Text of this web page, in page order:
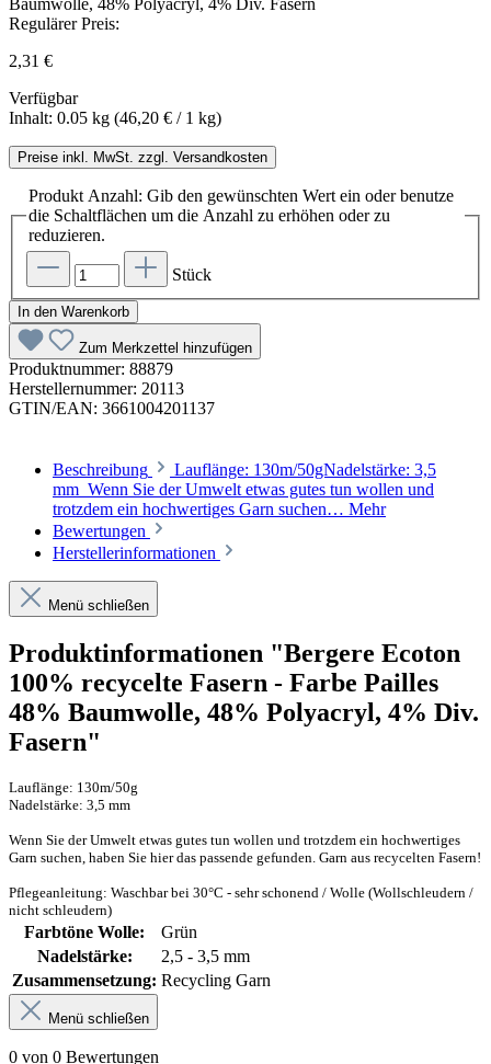
Regulärer Preis:
2,31 €
Verfügbar
Inhalt: 0.05 kg (46,20 € / 1 kg)
Preise inkl. MwSt. zzgl. Versandkosten
Produkt Anzahl: Gib den gewünschten Wert ein oder benutze
die Schaltflächen um die Anzahl zu erhöhen oder zu
reduzieren.
Stück
In den Warenkorb
Zum Merkzettel hinzufügen
Produktnummer: 88879
Herstellernummer: 20113
GTIN/EAN: 3661004201137
Beschreibung
Lauflänge: 130m/50gNadelstärke: 3,5
mm Wenn Sie der Umwelt etwas gutes tun wollen und
trotzdem ein hochwertiges Garn suchen… Mehr
Bewertungen
Herstellerinformationen
Menü schließen
Produktinformationen "Bergere Ecoton
100% recycelte Fasern - Farbe Pailles
48% Baumwolle, 48% Polyacryl, 4% Div.
Fasern"
Lauflänge: 130m/50g
Nadelstärke: 3,5 mm
Wenn Sie der Umwelt etwas gutes tun wollen und trotzdem ein hochwertiges
Garn suchen, haben Sie hier das passende gefunden. Garn aus recycelten Fasern!
Pflegeanleitung: Waschbar bei 30°C - sehr schonend / Wolle (Wollschleudern /
nicht schleudern)
Farbtöne Wolle:
Grün
Nadelstärke:
2,5 - 3,5 mm
Zusammensetzung: Recycling Garn
Menü schließen
0 von 0 Bewertungen